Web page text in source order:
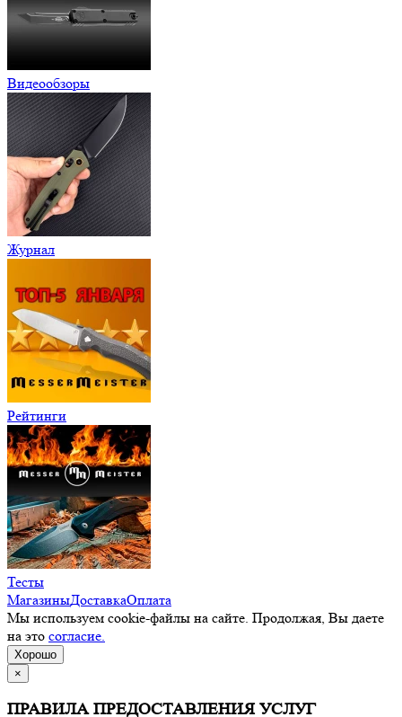
Видеообзоры
Журнал
Рейтинги
Тесты
МагазиныДоставкаОплата
Мы используем cookie-файлы на сайте. Продолжая, Вы даете
на это согласие.
Хорошо
×
ПРАВИЛА ПРЕДОСТАВЛЕНИЯ УСЛУГ